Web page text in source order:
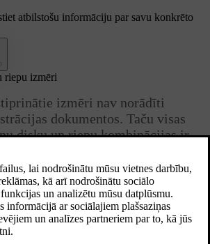
atbilstošu informāciju par savu konkrēto
riepu izmēri
izmēri nav norādīti
dokumentos. Taču visas
disku un riepu kombinācijas ir
50,5